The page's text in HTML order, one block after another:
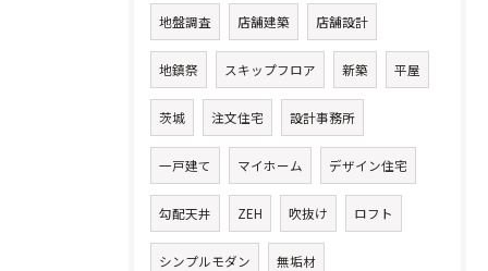
地盤調査 店舗建築 店舗設計
地鎮祭 スキップフロア 新築 平屋
茨城 注文住宅 設計事務所
一戸建て マイホーム デザイン住宅
勾配天井 ZEH 吹抜け ロフト
シンプルモダン 無垢材